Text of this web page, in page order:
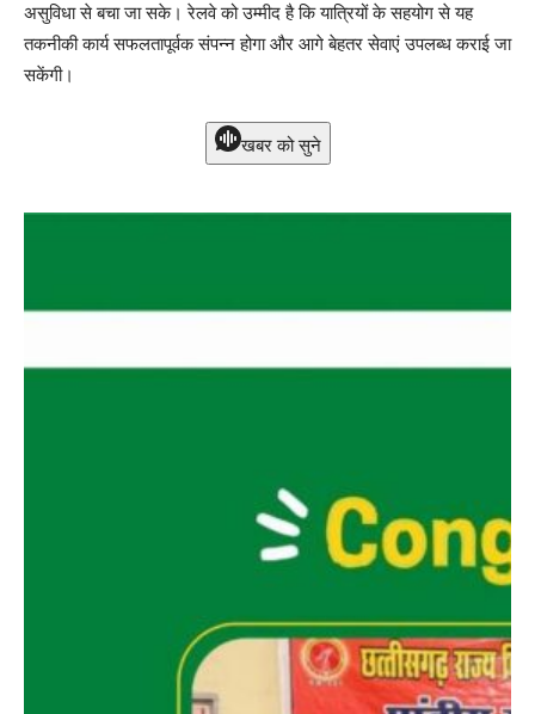
असुविधा से बचा जा सके। रेलवे को उम्मीद है कि यात्रियों के सहयोग से यह
तकनीकी कार्य सफलतापूर्वक संपन्न होगा और आगे बेहतर सेवाएं उपलब्ध कराई जा
सकेंगी।
खबर को सुने